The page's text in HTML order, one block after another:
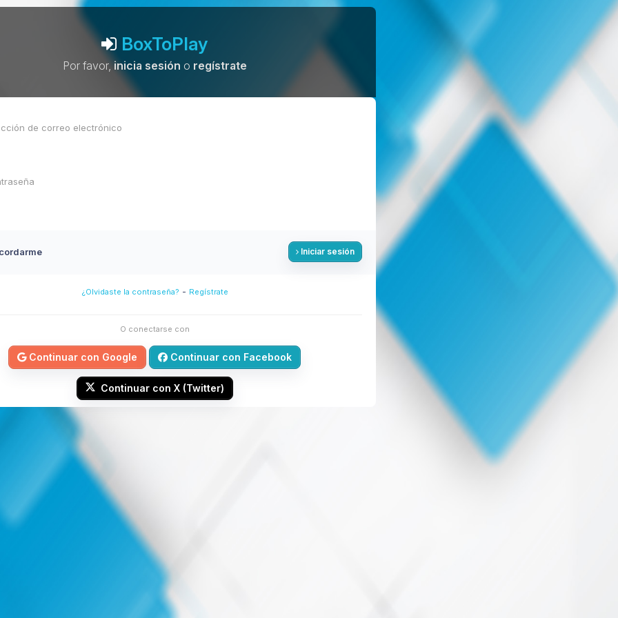
BoxToPlay
Por favor,inicia sesión o regístrate
Iniciar sesión
¿Olvidaste la contraseña? - Regístrate
O conectarse con
Continuar con Google Continuar con Facebook
Continuar con X (Twitter)